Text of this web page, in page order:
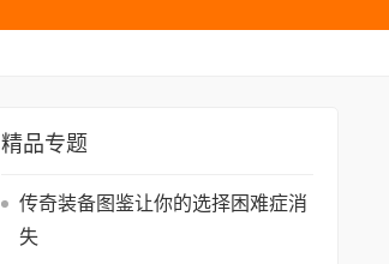
精品专题
传奇装备图鉴让你的选择困难症消
失